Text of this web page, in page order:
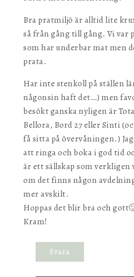
Bra pratmiljö är alltid lite
så från gång till gång. Vi var
som har underbar mat men
prata.
Har inte stenkoll på ställen
någonsin haft det…) men
besökt ganska nyligen är
Bellora, Bord 27 eller Sinti
få sitta på övervåningen.)
att ringa och boka i god tid
är ett sällskap som
om det finns någon
mer avskilt.
Hoppas det blir bra och
Kram!
Svara